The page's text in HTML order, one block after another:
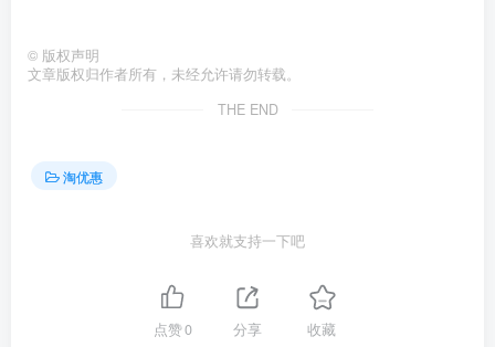
© 版权声明
文章版权归作者所有，未经允许请勿转载。
THE END
淘优惠
喜欢就支持一下吧
点赞0 分享 收藏